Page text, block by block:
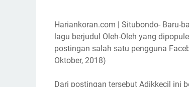
Hariankoran.com | Situbondo- Baru-
lagu berjudul Oleh-Oleh yang
postingan salah satu pengguna
Oktober, 2018)
Dari postingan tersebut Adikkecil ini